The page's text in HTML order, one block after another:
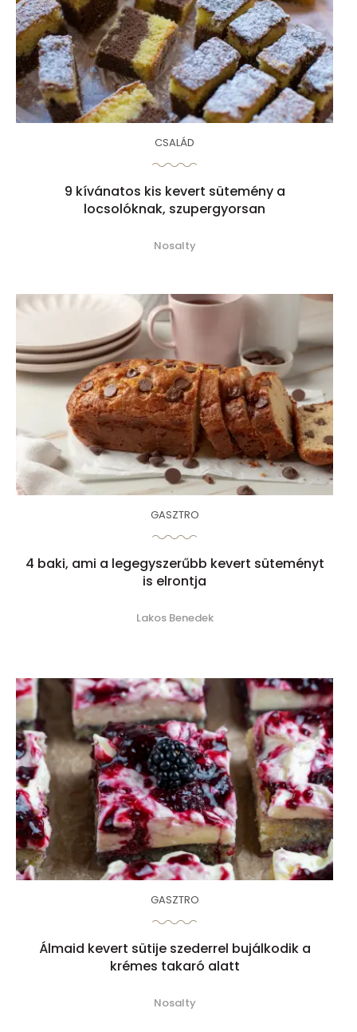
CSALÁD
9 kívánatos kis kevert sütemény a
locsolóknak, szupergyorsan
Nosalty
GASZTRO
4 baki, ami a legegyszerűbb kevert süteményt
is elrontja
Lakos Benedek
GASZTRO
Álmaid kevert sütije szederrel bujálkodik a
krémes takaró alatt
Nosalty